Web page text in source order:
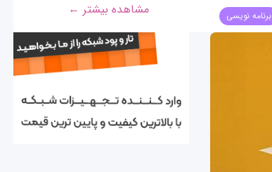
مشاهده بیشتر ← برنامه نویسی